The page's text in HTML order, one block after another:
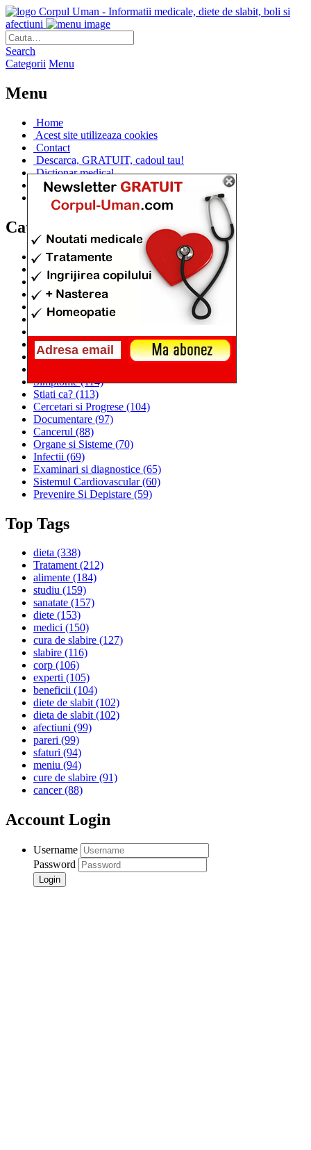
Corpul Uman - Informatii medicale, diete de slabit, boli si
afectiuni
Search
Categorii Menu
Menu
Home
Acest site utilizeaza cookies
Contact
Descarca, GRATUIT, cadoul tau!
Dictionar medical
Dr. Cristina IANUC
Linkuri utile
Categorii
Diete si cure de slabire
(706)
Afectiuni si Boli
(401)
Corpul de la A la Z(315)
Medicina Naturista
Anatomie
(295)
Alimentatia(259)
Sanatatea si Preventia(170)
Interventii si Tratamente(167)
Simptome(114)
Stiati ca? (113)
Cercetari si Progrese (104)
Documentare (97)
Cancerul (88)
Organe si Sisteme (70)
Infectii (69)
Examinari si diagnostice (65)
Sistemul Cardiovascular(60)
Prevenire Si Depistare (59)
Top Tags
dieta (338)
Tratament(212)
alimente (184)
studiu (159)
sanatate (157)
diete (153)
medici (150)
cura de slabire (127)
slabire (116)
corp (106)
experti (105)
beneficii (104)
diete de slabit(102)
dieta de slabit(102)
afectiuni (99)
pareri (99)
sfaturi (94)
meniu (94)
cure de slabire (91)
cancer(88)
Account Login
Username
Password